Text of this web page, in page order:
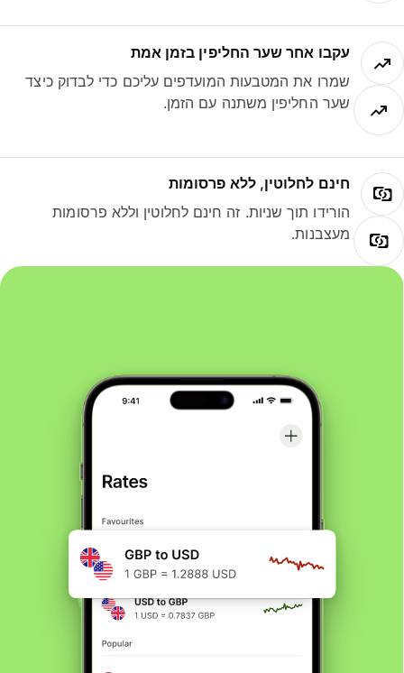
עקבו אחר שער החליפין בזמן אמת
שמרו את המטבעות המועדפים עליכם כדי לבדוק כיצד
שער החליפין משתנה עם הזמן.
חינם לחלוטין, ללא פרסומות
הורידו תוך שניות. זה חינם לחלוטין וללא פרסומות
מעצבנות.